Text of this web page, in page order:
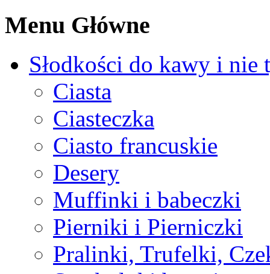
Menu Główne
Słodkości do kawy i nie
Ciasta
Ciasteczka
Ciasto francuskie
Desery
Muffinki i babeczki
Pierniki i Pierniczki
Pralinki, Trufelki,